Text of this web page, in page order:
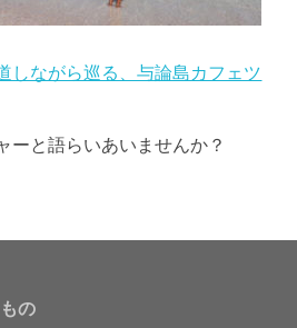
しながら巡る、与論島カフェツ
ーと語らいあいませんか？
の